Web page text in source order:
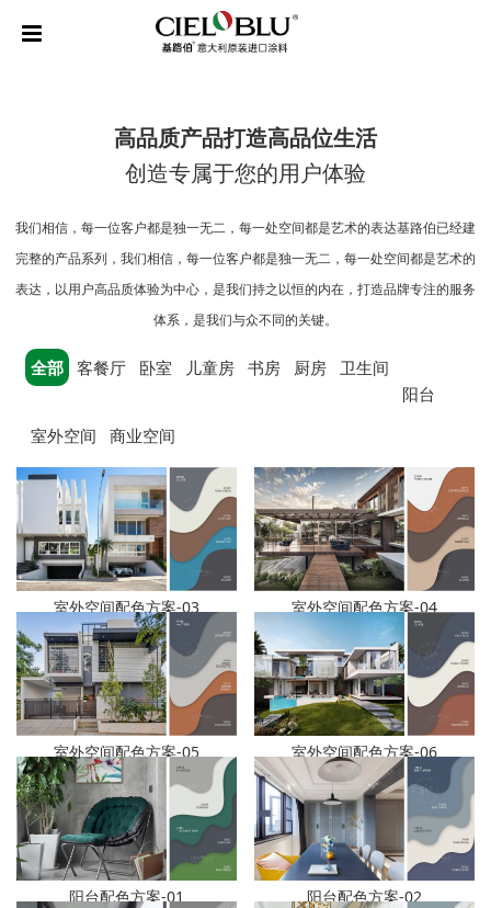
高品质产品打造高品位生活
创造专属于您的用户体验
我们相信，每一位客户都是独一无二，每一处空间都是艺术的表达基路伯已经建
完整的产品系列，我们相信，每一位客户都是独一无二，每一处空间都是艺术的
表达，以用户高品质体验为中心，是我们持之以恒的内在，打造品牌专注的服务
体系，是我们与众不同的关键。
全部 客餐厅 卧室 儿童房 书房 厨房
卫生间
阳台
室外空间
商业空间
室外空间配色方案-03 室外空间配色方案-04
室外空间配色方案-05 室外空间配色方案-06
阳台配色方案-01 阳台配色方案-02